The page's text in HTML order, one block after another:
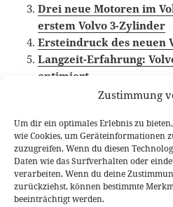
Zustimmung
Um dir ein optimales Erlebnis zu
wie Cookies, um Geräteinformationen
zuzugreifen. Wenn du diesen
Daten wie das Surfverhalten oder
verarbeiten. Wenn du deine
zurückziehst, können bestimmte
beeinträchtigt werden.
Drei neue Motoren im
erstem Volvo 3-Zylinder
Ersteindruck des neuen
Langzeit-Erfahrung:
optimiert
Veröffentlicht
am
15. August 2018 Autor
Fabian
Video Fahrbericht
Volvo Volvo CMA
Beitragsnavigation
VORHERIGER